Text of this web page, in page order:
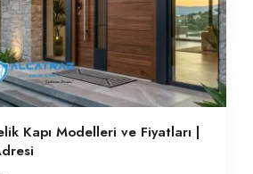
Kapı Modelleri ve Fiyatları |